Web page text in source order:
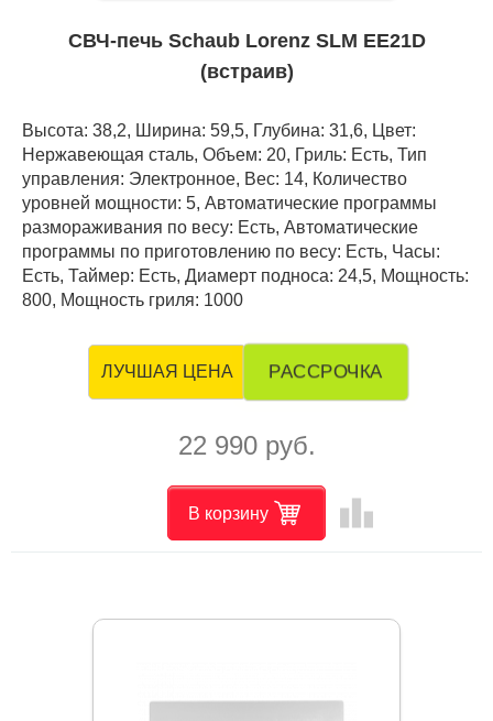
СВЧ-печь Schaub Lorenz SLM EE21D
(встраив)
Высота: 38,2, Ширина: 59,5, Глубина: 31,6, Цвет:
Нержавеющая сталь, Объем: 20, Гриль: Есть, Тип
управления: Электронное, Вес: 14, Количество
уровней мощности: 5, Автоматические программы
размораживания по весу: Есть, Автоматические
программы по приготовлению по весу: Есть, Часы:
Есть, Таймер: Есть, Диамерт подноса: 24,5, Мощность:
800, Мощность гриля: 1000
ЛУЧШАЯ ЦЕНА РАССРОЧКА
22 990 руб.
В корзину leaderboard